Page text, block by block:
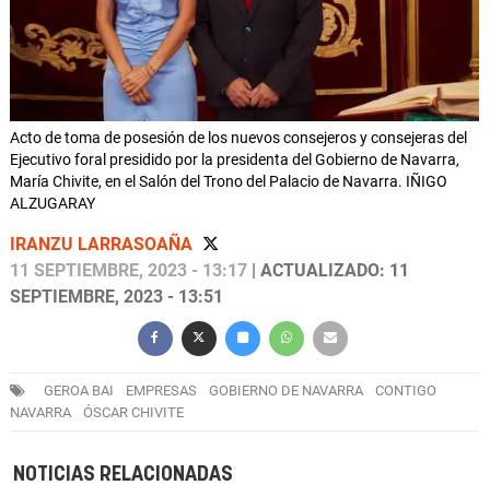
Acto de toma de posesión de los nuevos consejeros y consejeras del
Ejecutivo foral presidido por la presidenta del Gobierno de Navarra,
María Chivite, en el Salón del Trono del Palacio de Navarra. IÑIGO
ALZUGARAY
IRANZU LARRASOAÑA
11 SEPTIEMBRE, 2023 - 13:17 | ACTUALIZADO: 11
SEPTIEMBRE, 2023 - 13:51
GEROA BAI EMPRESAS GOBIERNO DE NAVARRA
CONTIGO
NAVARRA
ÓSCAR CHIVITE
NOTICIAS RELACIONADAS